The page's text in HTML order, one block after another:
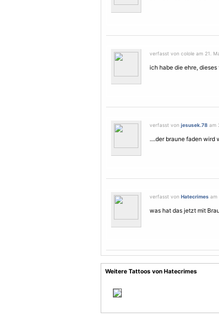
verfasst von colole am 21.
ich habe die ehre,
verfasst von jesusek.78 am
....der braune faden wird
verfasst von Hatecrimes am
was hat das jetzt mit
Weitere Tattoos von Hatecrimes